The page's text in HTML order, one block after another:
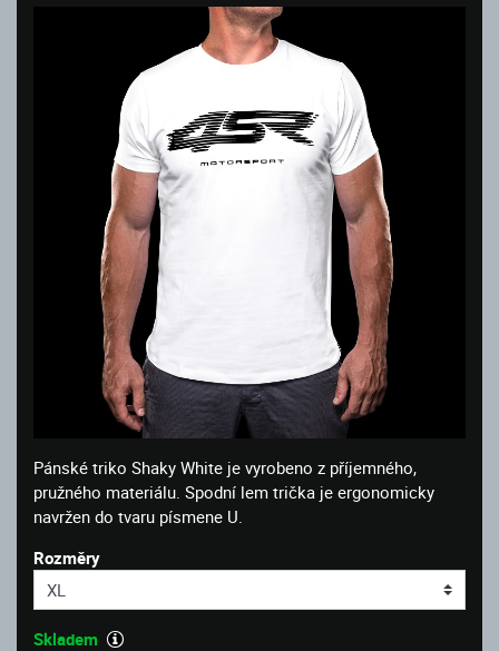
Pánské triko Shaky White je vyrobeno z příjemného,
pružného materiálu. Spodní lem trička je ergonomicky
navržen do tvaru písmene U.
Rozměry
Skladem